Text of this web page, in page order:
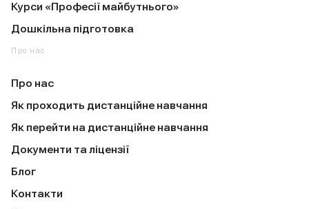
Курси «Професії майбутнього»
Дошкільна підготовка
Про нас
Про нас
Як проходить дистанційне навчання
Як перейти на дистанційне навчання
Документи та ліцензії
Блог
Контакти